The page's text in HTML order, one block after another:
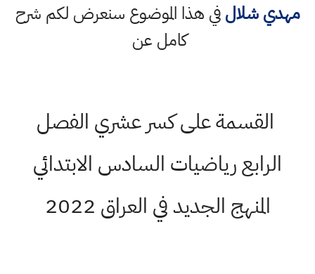
مهدي شلالفي هذا الموضوع سنعرض لكم شرح
كامل عن
القسمة على كسر عشري الفصل
الرابع رياضيات السادس الابتدائي
المنهج الجديد في العراق 2022